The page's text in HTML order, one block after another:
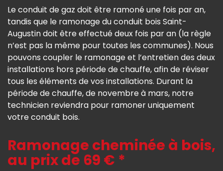
Le conduit de gaz doit être ramoné une fois par an,
tandis que le ramonage du conduit bois Saint-
Augustin doit être effectué deux fois par an (la règle
n’est pas la même pour toutes les communes). Nous
pouvons coupler le ramonage et l’entretien des deux
installations hors période de chauffe, afin de réviser
tous les éléments de vos installations. Durant la
période de chauffe, de novembre à mars, notre
technicien reviendra pour ramoner uniquement
votre conduit bois.
Ramonage cheminée à bois,
au prix de 69 € *